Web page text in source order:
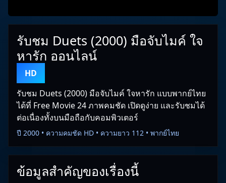
รับชม Duets (2000) มือจับไมค์ ใจ
หารัก ออนไลน์
HD
รับชม Duets (2000) มือจับไมค์ ใจหารัก แบบพากย์ไทย
ได้ที่ Free Movie 24 ภาพคมชัด เปิดดูง่าย และรับชมได้
ต่อเนื่องทั้งบนมือถือกับคอมพิวเตอร์
ปี 2000 • ความคมชัด HD • ความยาว 112 • พากย์ไทย
ข้อมูลสำคัญของเรื่องนี้